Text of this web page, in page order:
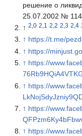
решение о
25.07.2002 №
↑2,0 2,1 2,2 2,3 2,4
↑ https://t.me/
↑ https://
↑ https://
↑ https://
↑ https://
↑ https://